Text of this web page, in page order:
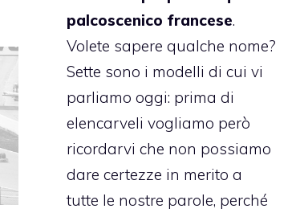
palcoscenico francese.
Volete sapere qualche nome?
Sette sono i modelli di cui vi
parliamo oggi: prima di
elencarveli vogliamo però
ricordarvi che non possiamo
dare certezze in merito a
tutte le nostre parole, perché